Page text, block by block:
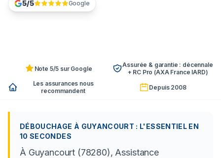
5/5 Google
Note 5/5 sur Google
Assurée & garantie : décennale
+ RC Pro (AXA France IARD)
Les assurances nous
recommandent
Depuis 2008
DÉBOUCHAGE À GUYANCOURT : L'ESSENTIEL EN
10 SECONDES
À Guyancourt (78280), Assistance